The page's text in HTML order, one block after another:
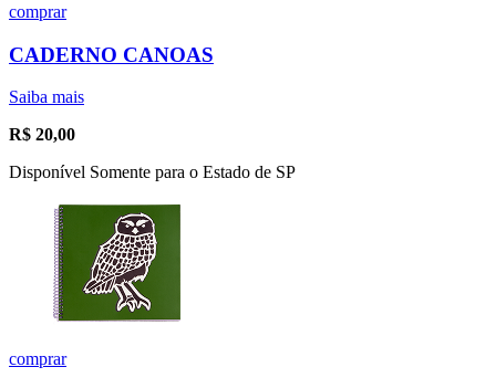
comprar
CADERNO CANOAS
Saiba mais
R$ 20,00
Disponível Somente para o Estado de SP
comprar